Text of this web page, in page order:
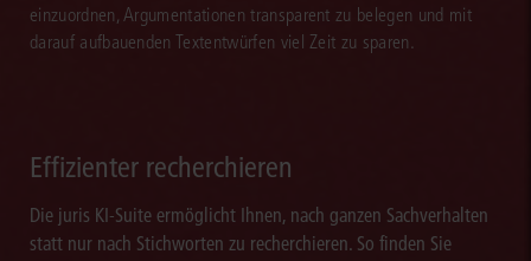
einzuordnen, Argumentationen transparent zu belegen und mit
darauf aufbauenden Textentwürfen viel Zeit zu sparen.
Effizienter recherchieren
Die juris KI-Suite ermöglicht Ihnen, nach ganzen Sachverhalten
statt nur nach Stichworten zu recherchieren. So finden Sie